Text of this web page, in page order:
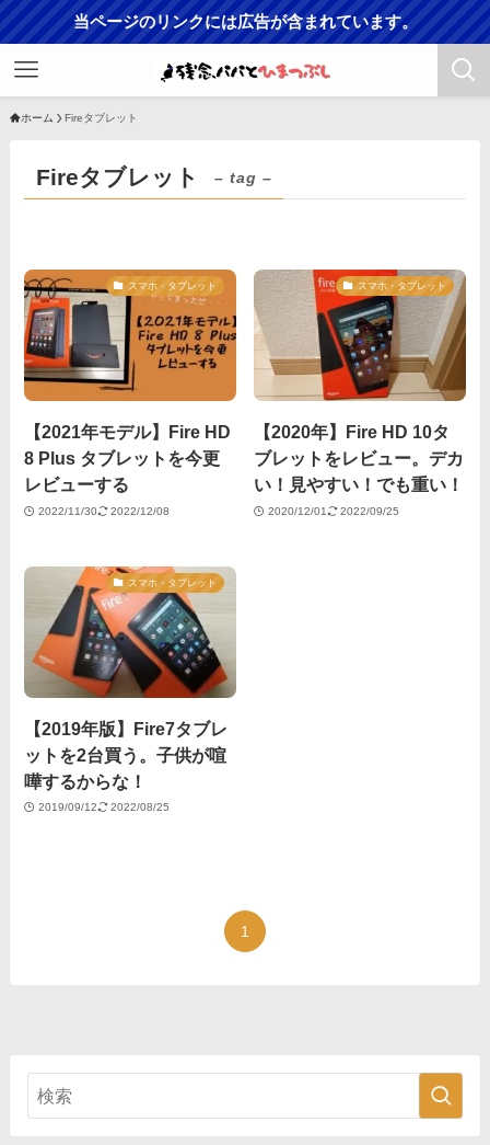
当ページのリンクには広告が含まれています。
ホーム Fireタブレット
Fireタブレット – tag –
スマホ・タブレット
【2021年モデル】Fire HD
8 Plus タブレットを今更
レビューする
2022/11/30 2022/12/08
スマホ・タブレット
【2020年】Fire HD 10タ
ブレットをレビュー。デカ
い！見やすい！でも重い！
2020/12/01 2022/09/25
スマホ・タブレット
【2019年版】Fire7タブレ
ットを2台買う。子供が喧
嘩するからな！
2019/09/12 2022/08/25
1